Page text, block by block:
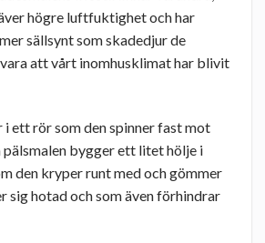
högre luftfuktighet och har
sällsynt som skadedjur de
att vårt inomhusklimat har blivit
i ett rör som den spinner fast mot
pälsmalen bygger ett litet hölje i
den kryper runt med och gömmer
sig hotad och som även förhindrar